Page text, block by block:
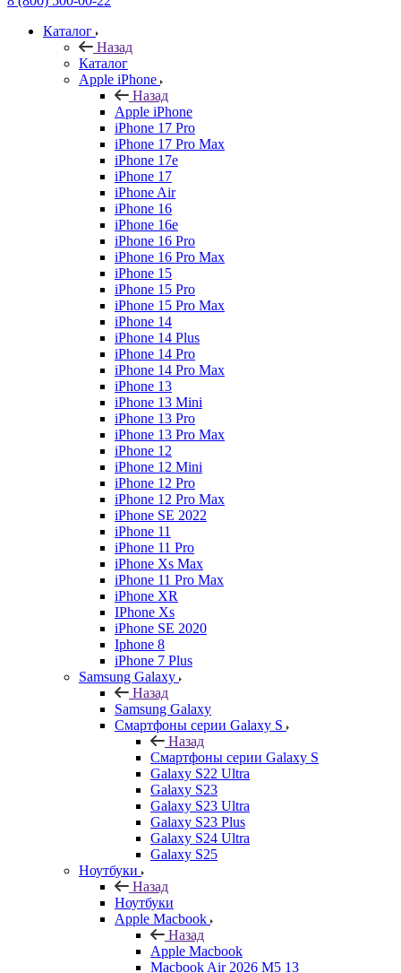
Каталог
Назад
Каталог
Apple iPhone
Назад
Apple iPhone
iPhone 17 Pro
iPhone 17 Pro Max
iPhone 17e
iPhone 17
iPhone Air
iPhone 16
iPhone 16e
iPhone 16 Pro
iPhone 16 Pro Max
iPhone 15
iPhone 15 Pro
iPhone 15 Pro Max
iPhone 14
iPhone 14 Plus
iPhone 14 Pro
iPhone 14 Pro Max
iPhone 13
iPhone 13 Mini
iPhone 13 Pro
iPhone 13 Pro Max
iPhone 12
iPhone 12 Mini
iPhone 12 Pro
iPhone 12 Pro Max
iPhone SE 2022
iPhone 11
iPhone 11 Pro
iPhone Xs Max
iPhone 11 Pro Max
iPhone XR
IPhone Xs
iPhone SE 2020
Iphone 8
iPhone 7 Plus
Samsung Galaxy
Назад
Samsung Galaxy
Смартфоны серии Galaxy S
Назад
Смартфоны серии Galaxy S
Galaxy S22 Ultra
Galaxy S23
Galaxy S23 Ultra
Galaxy S23 Plus
Galaxy S24 Ultra
Galaxy S25
Ноутбуки
Назад
Ноутбуки
Apple Macbook
Назад
Apple Macbook
Macbook Air 2026 M5 13